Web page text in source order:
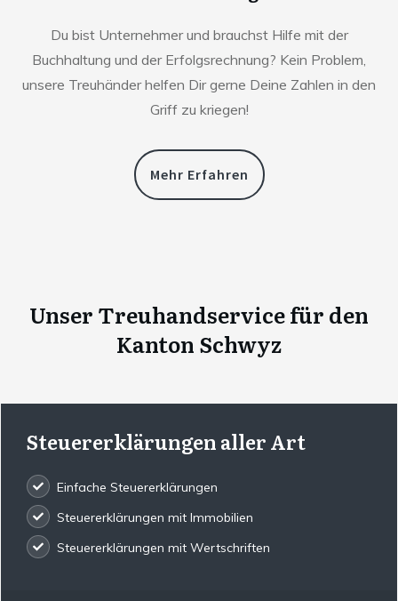
Du bist Unternehmer und brauchst Hilfe mit der
Buchhaltung und der Erfolgsrechnung? Kein Problem,
unsere Treuhänder helfen Dir gerne Deine Zahlen in den
Griff zu kriegen!
Mehr Erfahren
Unser Treuhandservice für den
Kanton Schwyz
Steuererklärungen aller Art
Einfache Steuererklärungen
Steuererklärungen mit Immobilien
Steuererklärungen mit Wertschriften